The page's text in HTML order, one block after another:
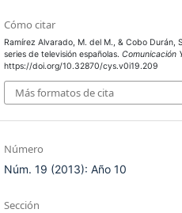
Cómo citar
Ramírez Alvarado, M. del M., & Cobo
series de televisión españolas. Comunicación
https://doi.org/10.32870/cys.v0i19.209
Más formatos de cita
Número
Núm. 19 (2013): Año 10
Sección